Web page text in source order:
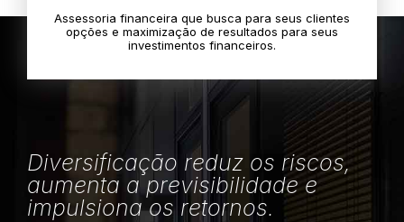
Assessoria financeira que busca para seus clientes
opções e maximização de resultados para seus
investimentos financeiros.
Diversificação reduz os riscos,
aumenta a previsibilidade e
impulsiona os retornos.